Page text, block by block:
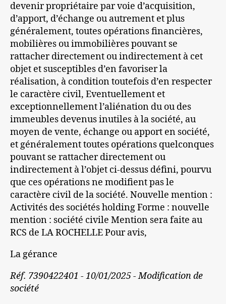
devenir propriétaire par voie d’acquisition,
d’apport, d’échange ou autrement et plus
généralement, toutes opérations financières,
mobilières ou immobilières pouvant se
rattacher directement ou indirectement à cet
objet et susceptibles d’en favoriser la
réalisation, à condition toutefois d’en respecter
le caractère civil, Eventuellement et
exceptionnellement l’aliénation du ou des
immeubles devenus inutiles à la société, au
moyen de vente, échange ou apport en société,
et généralement toutes opérations quelconques
pouvant se rattacher directement ou
indirectement à l’objet ci-dessus défini, pourvu
que ces opérations ne modifient pas le
caractère civil de la société. Nouvelle mention :
Activités des sociétés holding Forme : nouvelle
mention : société civile Mention sera faite au
RCS de LA ROCHELLE Pour avis,
La gérance
Réf. 7390422401 - 10/01/2025 - Modification de
société